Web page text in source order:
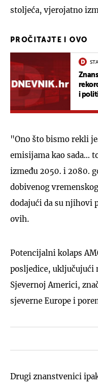
stoljeća, vjerojatno
PROČITAJTE I OVO
i
"Ono što bismo rekli
emisijama kao sada...
između 2050. i 2080.
dobivenog
dodajući da su njihovi
ovih.
Potencijalni kolaps
posljedice, uključujući
Sjevernoj Americi,
sjeverne Europe i
Drugi znanstvenici